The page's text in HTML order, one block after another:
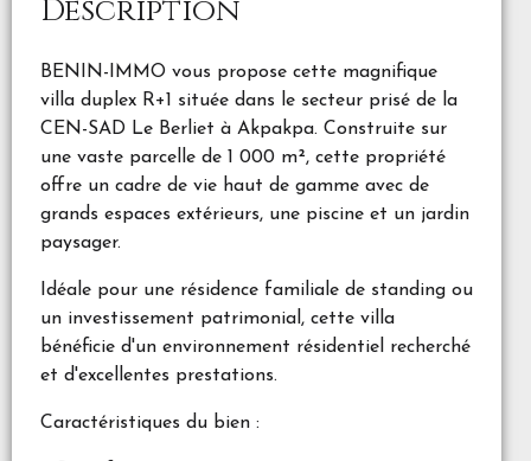
Description
BENIN-IMMO vous propose cette magnifique
villa duplex R+1 située dans le secteur prisé de la
CEN-SAD Le Berliet à Akpakpa. Construite sur
une vaste parcelle de 1 000 m², cette propriété
offre un cadre de vie haut de gamme avec de
grands espaces extérieurs, une piscine et un jardin
paysager.
Idéale pour une résidence familiale de standing ou
un investissement patrimonial, cette villa
bénéficie d'un environnement résidentiel recherché
et d'excellentes prestations.
Caractéristiques du bien :